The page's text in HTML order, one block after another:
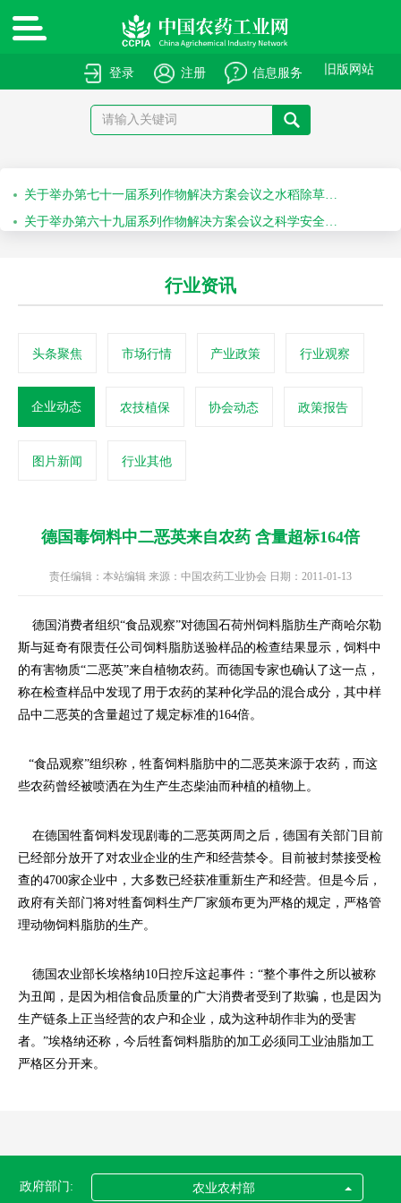
旧版网站
信息服务
注册
登录
绿色高质量农药产品报送指南
关于申报绿色高质量农药产品的通知
关于召开“第十届农药安全科学使用专题会”的通知
关于召开“2026斯里兰卡国际农化产品展览会”的通知
行业资讯
头条聚焦 市场行情 产业政策 行业观察
企业动态 农技植保 协会动态 政策报告
图片新闻 行业其他
德国毒饲料中二恶英来自农药 含量超标164倍
责任编辑：本站编辑 来源：中国农药工业协会 日期：2011-01-13
德国消费者组织“食品观察”对德国石荷州饲料脂肪生产商哈尔勒
斯与延奇有限责任公司饲料脂肪送验样品的检查结果显示，饲料中
的有害物质“二恶英”来自植物农药。而德国专家也确认了这一点，
称在检查样品中发现了用于农药的某种化学品的混合成分，其中样
品中二恶英的含量超过了规定标准的164倍。
“食品观察”组织称，牲畜饲料脂肪中的二恶英来源于农药，而这
些农药曾经被喷洒在为生产生态柴油而种植的植物上。
在德国牲畜饲料发现剧毒的二恶英两周之后，德国有关部门目前
已经部分放开了对农业企业的生产和经营禁令。目前被封禁接受检
查的4700家企业中，大多数已经获准重新生产和经营。但是今后，
政府有关部门将对牲畜饲料生产厂家颁布更为严格的规定，严格管
理动物饲料脂肪的生产。
德国农业部长埃格纳10日控斥这起事件：“整个事件之所以被称
为丑闻，是因为相信食品质量的广大消费者受到了欺骗，也是因为
生产链条上正当经营的农户和企业，成为这种胡作非为的受害
者。”埃格纳还称，今后牲畜饲料脂肪的加工必须同工业油脂加工
严格区分开来。
政府部门: 农业农村部